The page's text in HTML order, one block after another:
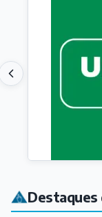
Destaques